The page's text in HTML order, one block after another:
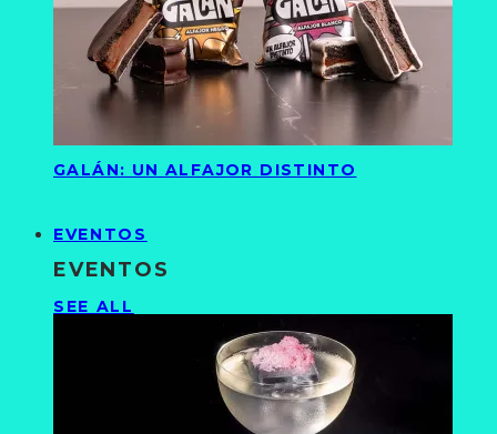
GALÁN: UN ALFAJOR DISTINTO
EVENTOS
EVENTOS
SEE ALL